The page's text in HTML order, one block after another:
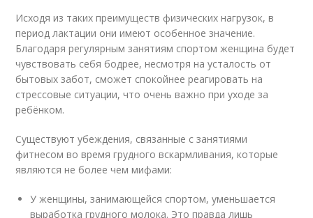
Исходя из таких преимуществ физических нагрузок, в
период лактации они имеют особенное значение.
Благодаря регулярным занятиям спортом женщина будет
чувствовать себя бодрее, несмотря на усталость от
бытовых забот, сможет спокойнее реагировать на
стрессовые ситуации, что очень важно при уходе за
ребёнком.
Существуют убеждения, связанные с занятиями
фитнесом во время грудного вскармливания, которые
являются не более чем мифами:
У женщины, занимающейся спортом, уменьшается
выработка грудного молока. Это правда лишь